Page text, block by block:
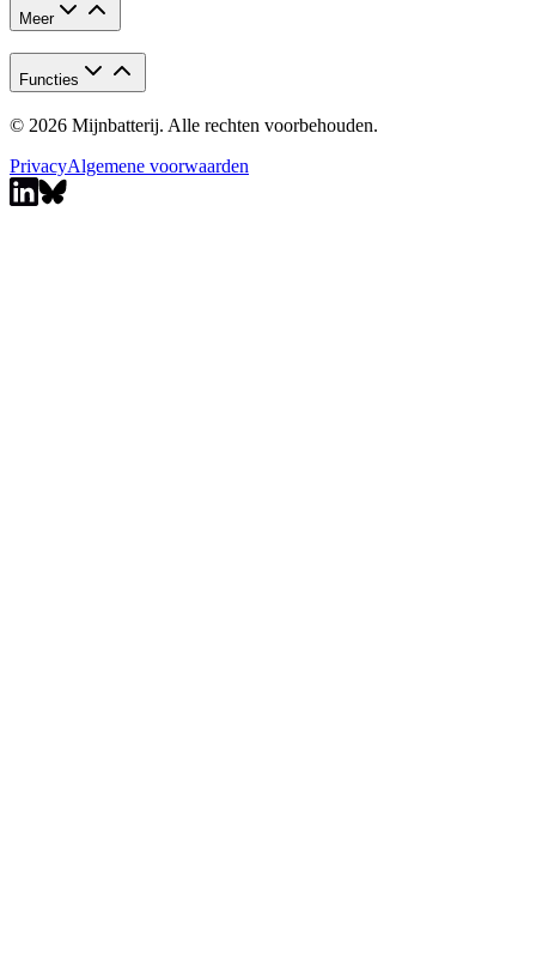
Meer
Functies
© 2026 Mijnbatterij. Alle rechten voorbehouden.
PrivacyAlgemene voorwaarden